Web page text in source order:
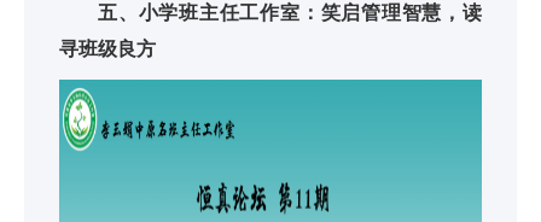
五、小学班主任工作室：笑启管理智慧，读
寻班级良方